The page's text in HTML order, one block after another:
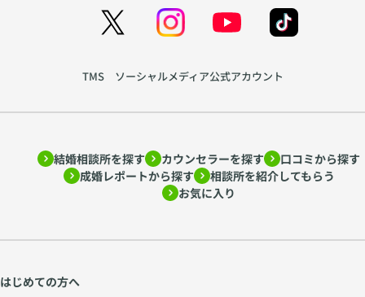
の
方
ラ
ー
心
学
~
w
TMS ソーシャルメディア公式アカウント
結婚相談所を探す カウンセラーを探す
口コミから探す
成婚レポートから探す
相談所を紹介してもらう
お気に入り
はじめての方へ